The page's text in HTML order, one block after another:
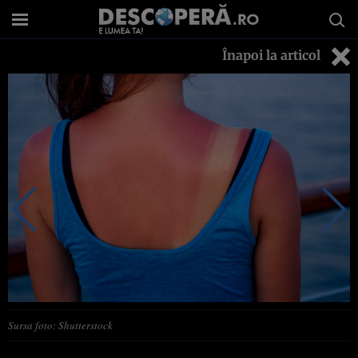
Înapoi la articol
Sursa foto: Shutterstock